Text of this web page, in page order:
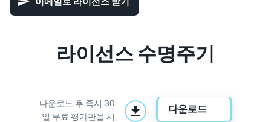
라이선스 수명주기
다운로드 후 즉시 30
일 무료 평가판을 시
다운로드